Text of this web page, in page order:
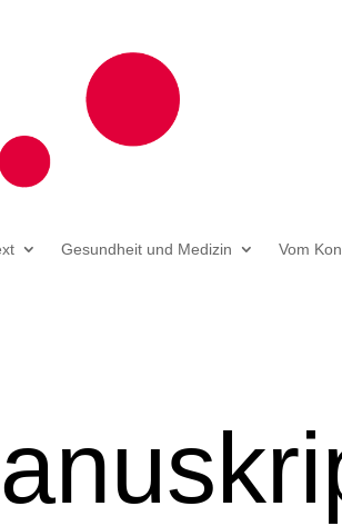
Gesundheit und Medizin Vom